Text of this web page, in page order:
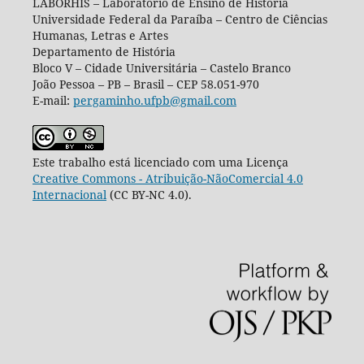
Universidade Federal da Paraíba – Centro de Ciências
Humanas, Letras e Artes
Departamento de História
Bloco V – Cidade Universitária – Castelo Branco
João Pessoa – PB – Brasil – CEP 58.051-970
E-mail: pergaminho.ufpb@gmail.com
Este trabalho está licenciado com uma Licença
Creative Commons - Atribuição-NãoComercial 4.0
Internacional (CC BY-NC 4.0).